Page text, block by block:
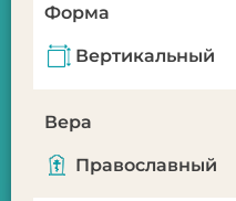
Форма
Вертикальный
Вера
Православный